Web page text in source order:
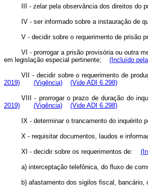
III - zelar pela observância dos direitos
IV - ser informado sobre a instauração de
V - decidir sobre o requerimento de prisão
VI - prorrogar a prisão provisória ou outra
em legislação especial pertinente; (Incluído
VII - decidir sobre o requerimento de
2019)
(Vigência) (Vide ADI 6.298)
VIII - prorrogar o prazo de duração do
2019)
(Vigência) (Vide ADI 6.298)
IX - determinar o trancamento do
X - requisitar documentos, laudos e
XI - decidir sobre os requerimentos de:
a) interceptação telefônica, do fluxo de
b) afastamento dos sigilos fiscal,